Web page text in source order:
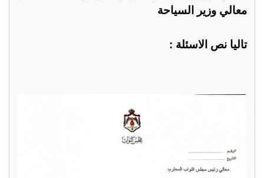
معالي وزير السياحة
تاليا نص الاسئلة :